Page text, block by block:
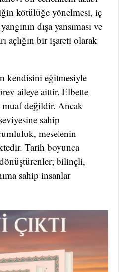
kötülüğe yönelmesi, iç
dışa yansıması ve
açlığın bir işareti olarak
kendisini eğitmesiyle
aileye aittir. Elbette
değildir. Ancak
sahip
meselenin
Tarih boyunca
bilinçli,
sahip insanlar